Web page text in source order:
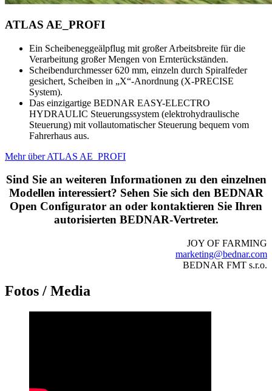
ATLAS AE_PROFI
Ein Scheibeneggeälpflug mit großer Arbeitsbreite für die
Verarbeitung großer Mengen von Ernterückständen.
Scheibendurchmesser 620 mm, einzeln durch Spiralfeder
gesichert, Scheiben in „X“-Anordnung (X-PRECISE
System).
Das einzigartige BEDNAR EASY-ELECTRO
HYDRAULIC Steuerungssystem (elektrohydraulische
Steuerung) mit vollautomatischer Steuerung bequem vom
Fahrerhaus aus.
Mehr über ATLAS AE_PROFI
Sind Sie an weiteren Informationen zu den einzelnen
Modellen interessiert? Sehen Sie sich den BEDNAR
Open Configurator an oder kontaktieren Sie Ihren
autorisierten BEDNAR-Vertreter.
JOY OF FARMING
marketing@bednar.com
BEDNAR FMT s.r.o.
Fotos / Media